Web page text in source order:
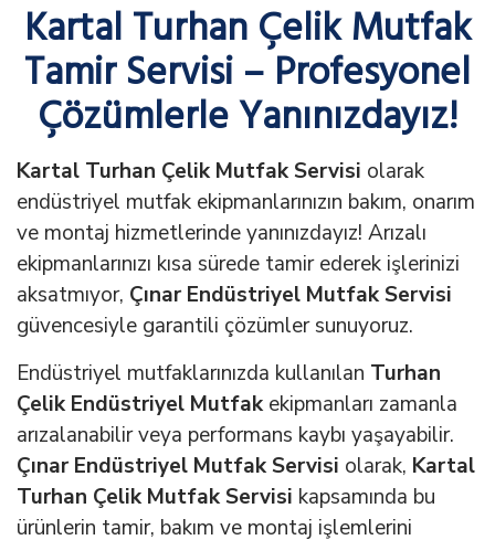
Kartal Turhan Çelik Mutfak
Tamir Servisi – Profesyonel
Çözümlerle Yanınızdayız!
Kartal Turhan Çelik Mutfak Servisi olarak
endüstriyel mutfak ekipmanlarınızın bakım, onarım
ve montaj hizmetlerinde yanınızdayız! Arızalı
ekipmanlarınızı kısa sürede tamir ederek işlerinizi
aksatmıyor, Çınar Endüstriyel Mutfak Servisi
güvencesiyle garantili çözümler sunuyoruz.
Endüstriyel mutfaklarınızda kullanılan Turhan
Çelik Endüstriyel Mutfakekipmanları zamanla
arızalanabilir veya performans kaybı yaşayabilir.
Çınar Endüstriyel Mutfak Servisi olarak, Kartal
Turhan Çelik Mutfak Servisi kapsamında bu
ürünlerin tamir, bakım ve montaj işlemlerini